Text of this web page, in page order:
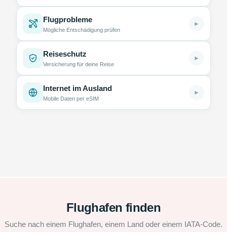
Flugprobleme
Mögliche Entschädigung prüfen
►
Reiseschutz
Versicherung für deine Reise
►
Internet im Ausland
Mobile Daten per eSIM
►
Flughafen finden
Suche nach einem Flughafen, einem Land oder einem IATA-Code.